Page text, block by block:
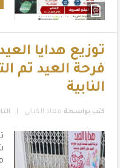
توزيع هدايا
فرحة العيد تم
النابية
كتب بواسطة معاذ الكناني